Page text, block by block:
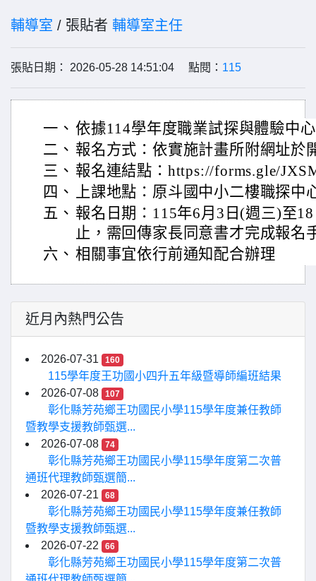
輔導室 / 張貼者 輔導室主任
張貼日期： 2026-05-28 14:51:04 點閱： 115
一、 依據114學年度職業試探與體驗中
二、 報名方式：依實施計畫所附網址於
三、 報名連結點：https://forms.gle/
四、
上課地點：原斗國中小二樓職探中
五、 報名日期：115年6月3日(週三)至
止，需回傳家長同意書才完成報名
六、 相關事宜依行前通知配合辦理
近月內熱門公告
2026-07-31 160
115學年度王功國小四升五年級暨導師編班結果
2026-07-08
107
彰化縣芳苑鄉王功國民小學115學年度兼任教師
暨教學支援教師甄選...
2026-07-08
74
彰化縣芳苑鄉王功國民小學115學年度第二次普
通班代理教師甄選簡...
2026-07-21
68
彰化縣芳苑鄉王功國民小學115學年度兼任教師
暨教學支援教師甄選...
2026-07-22
66
彰化縣芳苑鄉王功國民小學115學年度第二次普